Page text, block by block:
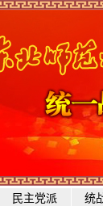
民主党派 统